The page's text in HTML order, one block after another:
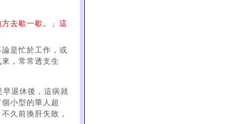
去歇一歇。」這
是忙於工作，或
，常常透支生
退休後，這病就
小型的華人超
久前換肝失敗，